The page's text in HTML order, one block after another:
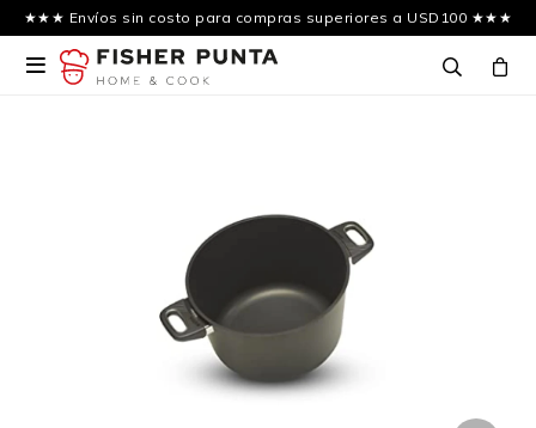
★★★ Envíos sin costo para compras superiores a USD100 ★★★
